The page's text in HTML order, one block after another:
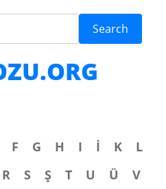
Search
F G H I İ K
L
R S Ş T U Ü
V